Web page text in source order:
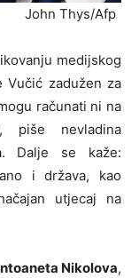
John Thys/Afp
medijskog
Vučić zadužen za
računati ni na
piše nevladina
Dalje se kaže:
i država, kao
utjecaj na
Nikolova,